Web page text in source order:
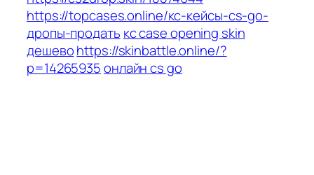
https://topcases.online/кс-кейсы-cs-go-
дропы-продать кс case opening skin
дешевоhttps://skinbattle.online/?
p=14265935онлайн cs go